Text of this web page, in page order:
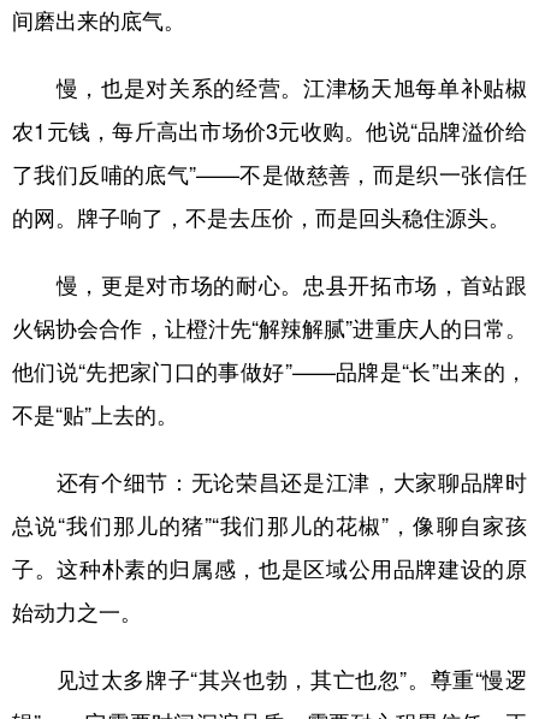
间磨出来的底气。
慢，也是对关系的经营。江津杨天旭每单补贴椒
农1元钱，每斤高出市场价3元收购。他说“品牌溢价给
了我们反哺的底气”——不是做慈善，而是织一张信任
的网。牌子响了，不是去压价，而是回头稳住源头。
慢，更是对市场的耐心。忠县开拓市场，首站跟
火锅协会合作，让橙汁先“解辣解腻”进重庆人的日常。
他们说“先把家门口的事做好”——品牌是“长”出来的，
不是“贴”上去的。
还有个细节：无论荣昌还是江津，大家聊品牌时
总说“我们那儿的猪”“我们那儿的花椒”，像聊自家孩
子。这种朴素的归属感，也是区域公用品牌建设的原
始动力之一。
见过太多牌子“其兴也勃，其亡也忽”。尊重“慢逻